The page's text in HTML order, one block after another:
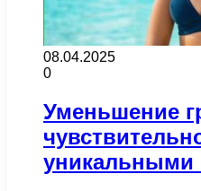
08.04.2025
0
Уменьшение
уникальными